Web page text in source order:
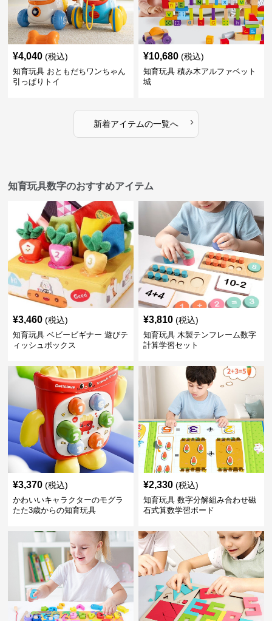
¥4,040 (税込)
知育玩具 おともだちワンちゃん
引っぱりトイ
¥10,680 (税込)
知育玩具 積み木アルファベット
城
新着アイテムの一覧へ ›
知育玩具数字のおすすめアイテム
¥3,460 (税込)
知育玩具 ベビービギナー 遊びテ
ィッシュボックス
¥3,810 (税込)
知育玩具 木製テンフレーム数字
計算学習セット
¥3,370 (税込)
かわいいキャラクターのモグラ
たた3歳からの知育玩具
¥2,330 (税込)
知育玩具 数字分解組み合わせ磁
石式算数学習ボード